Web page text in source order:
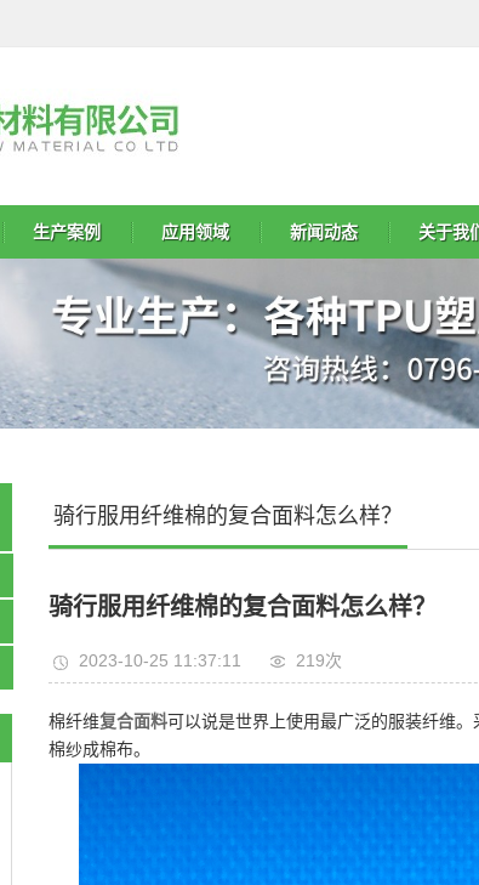
生产案例 应用领域 新闻动态 关于我
骑行服用纤维棉的复合面料怎么样？
骑行服用纤维棉的复合面料怎么样？
2023-10-25 11:37:11 219次
棉纤维复合面料可以说是世界上使用最广泛的服装纤维
棉纱成棉布。